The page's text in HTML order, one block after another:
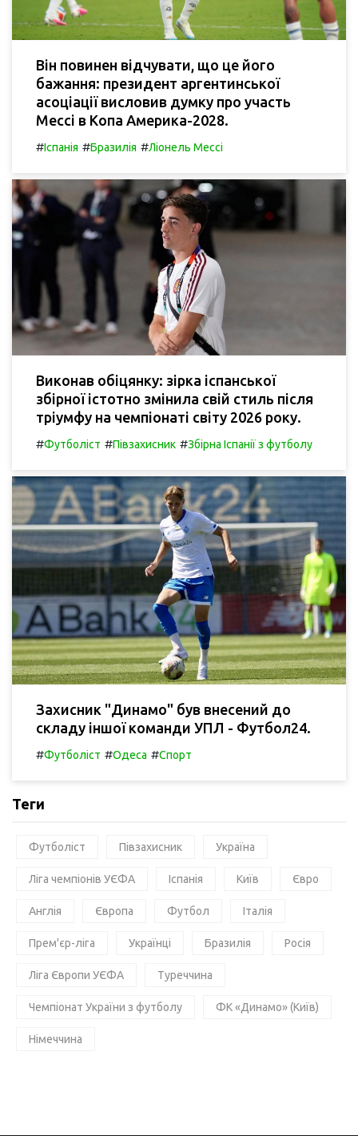
Він повинен відчувати, що це його
бажання: президент аргентинської
асоціації висловив думку про участь
Мессі в Копа Америка-2028.
#Іспанія #Бразилія #Ліонель Мессі
Виконав обіцянку: зірка іспанської
збірної істотно змінила свій стиль після
тріумфу на чемпіонаті світу 2026 року.
#Футболіст #Півзахисник #Збірна Іспанії з футболу
Захисник "Динамо" був внесений до
складу іншої команди УПЛ - Футбол24.
#Футболіст #Одеса #Спорт
Теги
Футболіст Півзахисник Україна
Ліга чемпіонів УЄФА Іспанія Київ Євро
Англія Європа Футбол Італія
Прем'єр-ліга Українці Бразилія Росія
Ліга Європи УЄФА Туреччина
Чемпіонат України з футболу ФК «Динамо» (Київ)
Німеччина